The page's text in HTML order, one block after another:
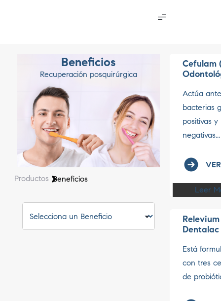
Beneficios
Recuperación posquirúrgica
Beneficios
Productos
Cefulam
Actúa ante
bacterias
positivas y
negativas...
Leer
Relevium
Dentalac
Está
con tres
de